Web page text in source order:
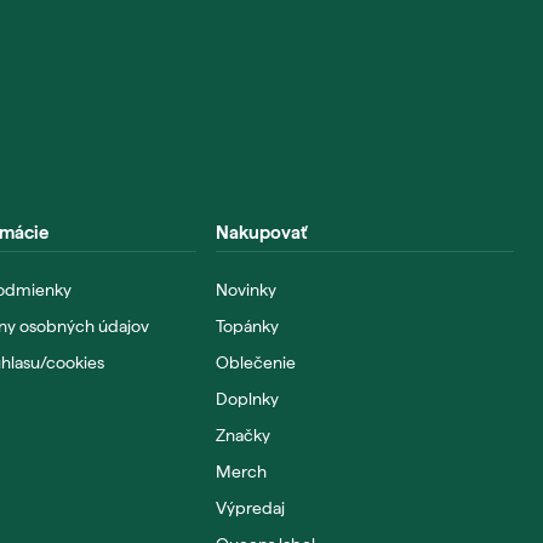
osobných údajov
cookies
Nakupovať
Novinky
Topánky
Oblečenie
Doplnky
Značky
Merch
Výpredaj